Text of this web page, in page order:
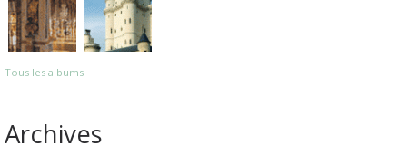
Tous les albums
Archives